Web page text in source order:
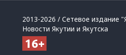
2013-2026 / Сетевое издание
Новости Якутии и Якутска